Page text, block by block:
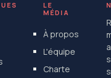
LE
MÉDIA
À propos
L'équipe
Charte